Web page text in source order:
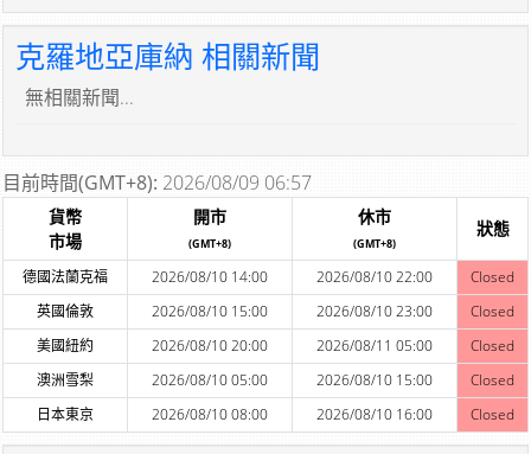
克羅地亞庫納 相關新聞
無相關新聞...
目前時間(GMT+8): 2026/08/09 06:57
貨幣
市場
開市
(GMT+8)
休市
(GMT+8)
狀態
德國法蘭克福 2026/08/10 14:00 2026/08/10 22:00
Closed
英國倫敦
2026/08/10 15:00 2026/08/10 23:00
Closed
美國紐約
2026/08/10 20:00 2026/08/11 05:00
Closed
澳洲雪梨
2026/08/10 05:00 2026/08/10 15:00
Closed
日本東京
2026/08/10 08:00 2026/08/10 16:00 Closed